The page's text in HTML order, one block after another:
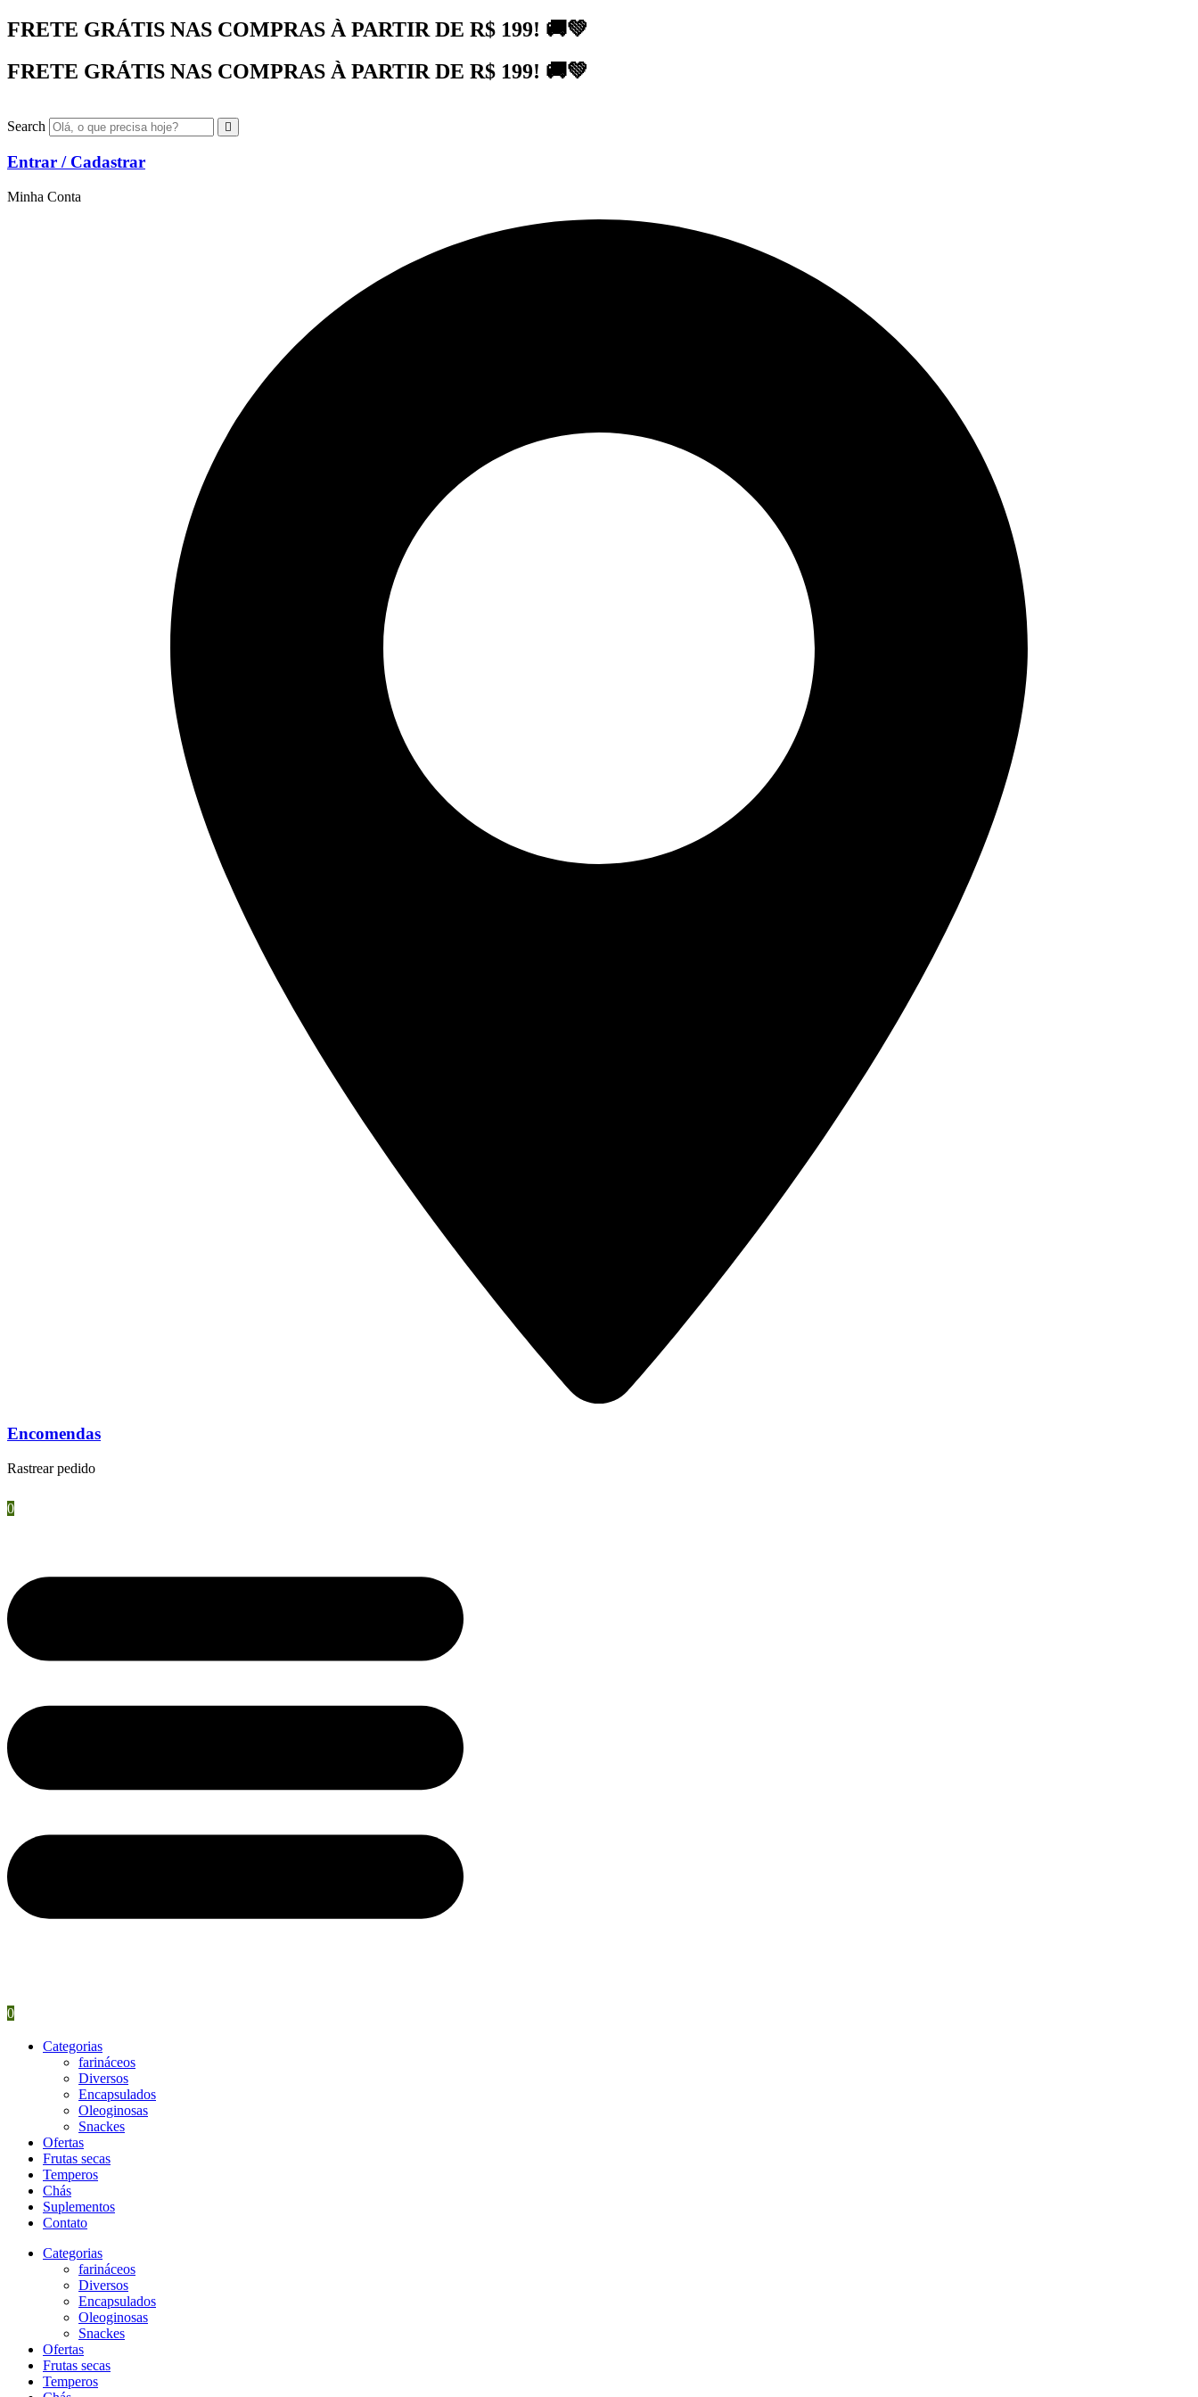
Ir
para
conteúdo
FRETE GRÁTIS NAS COMPRAS À PARTIR DE R$ 199! 🚚💚
FRETE GRÁTIS NAS COMPRAS À PARTIR DE R$ 199! 🚚💚
Search
Entrar / Cadastrar
Minha Conta
Encomendas
Rastrear pedido
0
0
Categorias
farináceos
Diversos
Encapsulados
Oleoginosas
Snackes
Ofertas
Frutas secas
Temperos
Chás
Suplementos
Contato
Categorias
farináceos
Diversos
Encapsulados
Oleoginosas
Snackes
Ofertas
Frutas secas
Temperos